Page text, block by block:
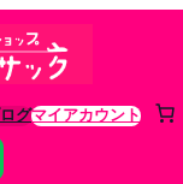
グマイアカウント